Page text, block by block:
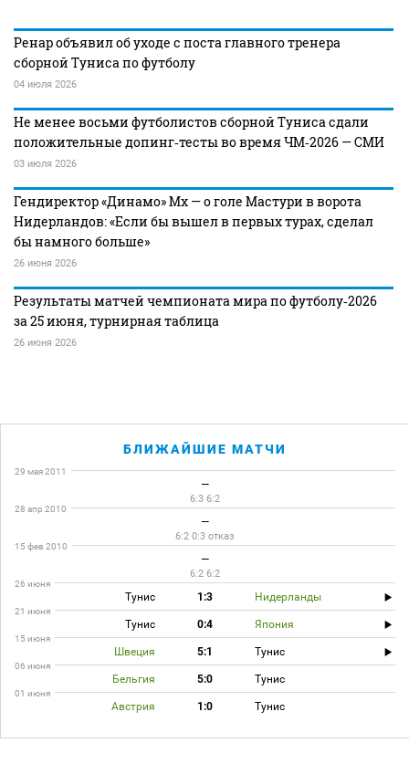
Ренар объявил об уходе с поста главного тренера
сборной Туниса по футболу
04 июля 2026
Не менее восьми футболистов сборной Туниса сдали
положительные допинг‑тесты во время ЧМ‑2026 — СМИ
03 июля 2026
Гендиректор «Динамо» Мх — о голе Мастури в ворота
Нидерландов: «Если бы вышел в первых турах, сделал
бы намного больше»
26 июня 2026
Результаты матчей чемпионата мира по футболу‑2026
за 25 июня, турнирная таблица
26 июня 2026
БЛИЖАЙШИЕ МАТЧИ
29 мая 2011
—
6:3 6:2
28 апр 2010
—
6:2 0:3 отказ
15 фев 2010
—
6:2 6:2
26 июня
Тунис 1:3 Нидерланды
21 июня
Тунис 0:4 Япония
15 июня
Швеция 5:1 Тунис
06 июня
Бельгия 5:0 Тунис
01 июня
Австрия 1:0 Тунис